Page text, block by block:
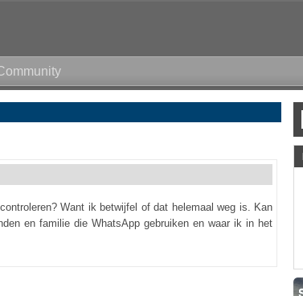
Want ik betwijfel of dat helemaal weg is. Kan
en familie die WhatsApp gebruiken en waar ik in het